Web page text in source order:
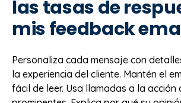
las tasas de
mis feedback
Personaliza cada mensaje con
la experiencia del cliente. Mantén el
fácil de leer. Usa llamadas a la acción